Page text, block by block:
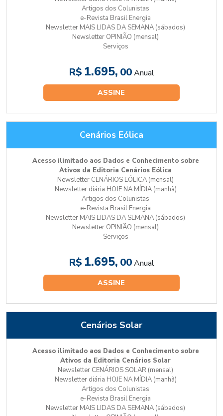
Artigos dos Colunistas
e-Revista Brasil Energia
Newsletter MAIS LIDAS DA SEMANA (sábados)
Newsletter OPINIÃO (mensal)
Serviços
R$ 1.695, 00 Anual
ASSINE
Cenários Eólica
Acesso ilimitado aos Dados e Conhecimento sobre
Ativos da Editoria Cenários Eólica
Newsletter CENÁRIOS EÓLICA (mensal)
Newsletter diária HOJE NA MÍDIA (manhã)
Artigos dos Colunistas
e-Revista Brasil Energia
Newsletter MAIS LIDAS DA SEMANA (sábados)
Newsletter OPINIÃO (mensal)
Serviços
R$ 1.695, 00 Anual
ASSINE
Cenários Solar
Acesso ilimitado aos Dados e Conhecimento sobre
Ativos da Editoria Cenários Solar
Newsletter CENÁRIOS SOLAR (mensal)
Newsletter diária HOJE NA MÍDIA (manhã)
Artigos dos Colunistas
e-Revista Brasil Energia
Newsletter MAIS LIDAS DA SEMANA (sábados)